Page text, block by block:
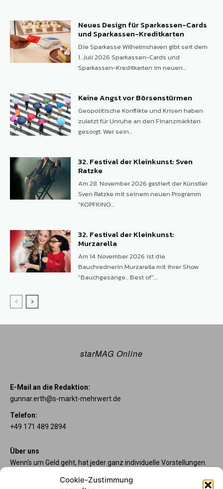
Cookie-Zustimmung
Neues Design für Sparkassen-Cards
und Sparkassen-Kreditkarten
Die Sparkasse Wilhelmshaven gibt seit dem
1. Juli 2026 Sparkassen-Cards und
Sparkassen-Kreditkarten im neuen...
Keine Angst vor Börsenstürmen
Geopolitische Konflikte und Krisen haben
zuletzt für Unruhe an den Finanzmärkten
gesorgt. Wer sein...
32. Festival der Kleinkunst: Sven
Ratzke
Am 28. November 2026 gastiert der Künstler
Sven Ratzke mit seinem neuen Programm
"KOPFKINO...
32. Festival der Kleinkunst:
Murzarella
Am 14. November 2026 ist die
Bauchrednerin Murzarella mit ihrer Show
"Bauchgesänge... Best of"...
starMAG Online
E-Mail an die Redaktion:
gunnar.erth@s-markt-mehrwert.de
Telefon:
+49 171 489 2894
Über uns
Wenn's um Geld geht, hat jeder ganz individuelle Vorstellungen.
unsere starpac-Konten genau das Richtige für Sie. Die vier